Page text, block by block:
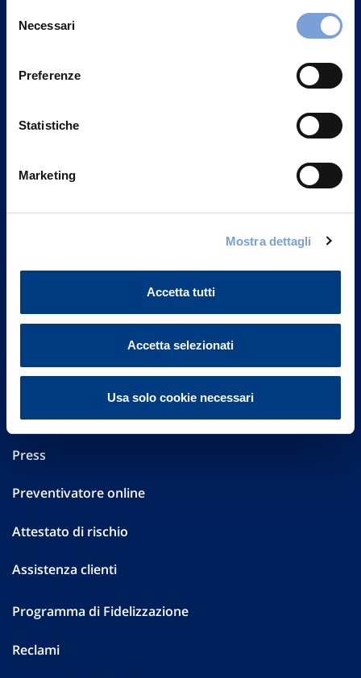
può trovare nel footer del sito nella sezione "Informativa
delNecessari
Preferenze
Statistiche
Marketing
Mostra dettagli
Accetta tutti
Accetta selezionati
Usa solo cookie necessari
Vittoria Assicurazioni S.p.A.
Part. IVA 01329510158
Sostenibilità
Performances
Press
Preventivatore online
Attestato di rischio
Assistenza clienti
Programma di Fidelizzazione
Reclami